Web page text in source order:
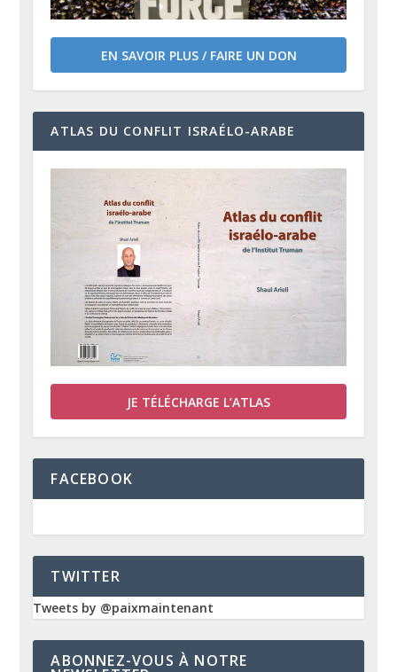
EN SAVOIR PLUS / FAIRE UN DON
ATLAS DU CONFLIT ISRAÉLO-ARABE
JE TÉLÉCHARGE L’ATLAS
FACEBOOK
TWITTER
Tweets by @paixmaintenant
ABONNEZ-VOUS À NOTRE